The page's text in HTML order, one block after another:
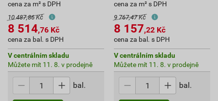
cena za m² s DPH
10 487,86 Kč
8 514,76 Kč
cena za bal. s DPH
V centrálním skladu
Můžete mít 11. 8. v prodejně
bal.
cena za m² s DPH
9 767,47 Kč
8 157,22 Kč
cena za bal. s DPH
V centrálním skladu
Můžete mít 11. 8. v prodejně
bal.